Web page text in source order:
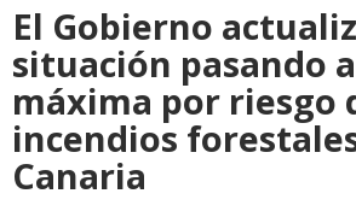
El Gobierno
situación pasando
máxima por riesgo
incendios
Canaria